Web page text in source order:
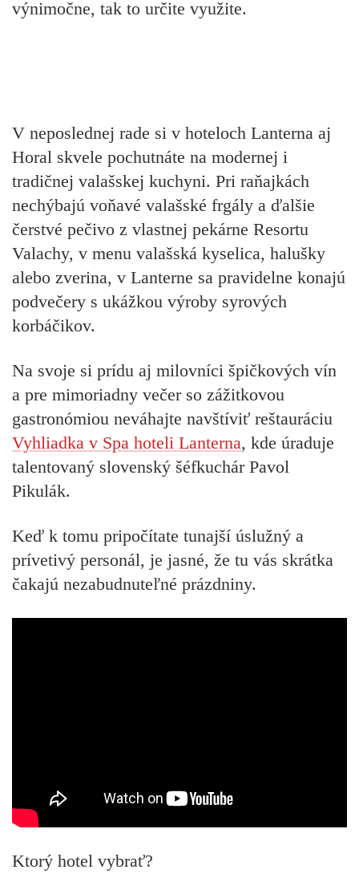
výnimočne, tak to určite využite.
V neposlednej rade si v hoteloch Lanterna aj
Horal skvele pochutnáte na modernej i
tradičnej valašskej kuchyni. Pri raňajkách
nechýbajú voňavé valašské frgály a ďalšie
čerstvé pečivo z vlastnej pekárne Resortu
Valachy, v menu valašská kyselica, halušky
alebo zverina, v Lanterne sa pravidelne konajú
podvečery s ukážkou výroby syrových
korbáčikov.
Na svoje si prídu aj milovníci špičkových vín
a pre mimoriadny večer so zážitkovou
gastronómiou neváhajte navštíviť reštauráciu
Vyhliadka v Spa hoteli Lanterna, kde úraduje
talentovaný slovenský šéfkuchár Pavol
Pikulák.
Keď k tomu pripočítate tunajší úslužný a
prívetivý personál, je jasné, že tu vás skrátka
čakajú nezabudnuteľné prázdniny.
Ktorý hotel vybrať?